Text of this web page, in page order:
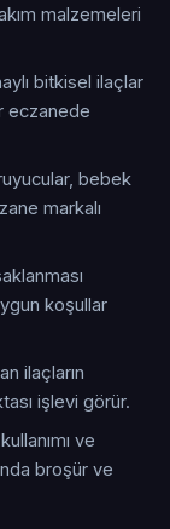
malzemeleri
bitkisel ilaçlar
eczanede
bebek
markalı
koşullar
ilaçların
işlevi görür.
ve
broşür ve